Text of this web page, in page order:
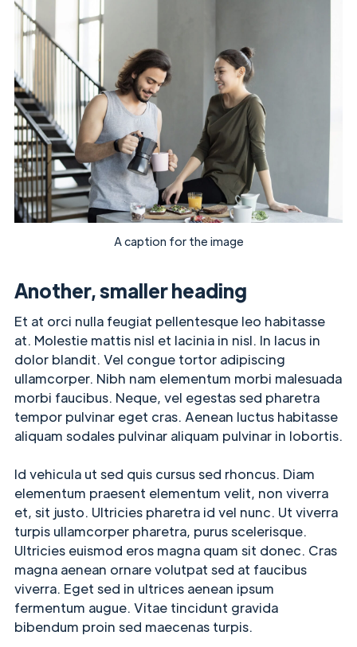
A caption for the image
Another, smaller heading
Et at orci nulla feugiat pellentesque leo habitasse
at. Molestie mattis nisl et lacinia in nisl. In lacus in
dolor blandit. Vel congue tortor adipiscing
ullamcorper. Nibh nam elementum morbi malesuada
morbi faucibus. Neque, vel egestas sed pharetra
tempor pulvinar eget cras. Aenean luctus habitasse
aliquam sodales pulvinar aliquam pulvinar in lobortis.
Id vehicula ut sed quis cursus sed rhoncus. Diam
elementum praesent elementum velit, non viverra
et, sit justo. Ultricies pharetra id vel nunc. Ut viverra
turpis ullamcorper pharetra, purus scelerisque.
Ultricies euismod eros magna quam sit donec. Cras
magna aenean ornare volutpat sed at faucibus
viverra. Eget sed in ultrices aenean ipsum
fermentum augue. Vitae tincidunt gravida
bibendum proin sed maecenas turpis.